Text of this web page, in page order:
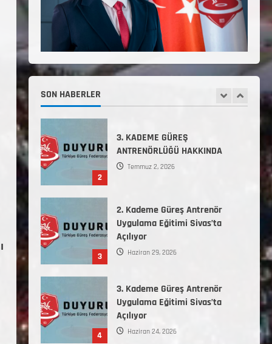
SON HABERLER
Temmuz 6, 2026
2
ANTRENÖRLÜĞÜ HAKKINDA
3
2. Kademe Güreş Antrenör
Uygulama Eğitimi Sivas’ta
Açılıyor
4
3. Kademe Güreş Antrenör
Uygulama Eğitimi Sivas’ta
Açılıyor
Haziran 24, 2026
5
TÜRKİYE GÜREŞ FEDERASYONU
2026 YILI 9-10-11-12-13-14
YAŞMİNİKLER TÜRKİYE
ŞAMPİYONASI İLLERE VERİLEN
KONTENJAN VE TEKNİK KONULAR